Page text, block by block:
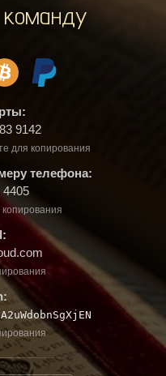
9142
для копирования
телефона:
4405